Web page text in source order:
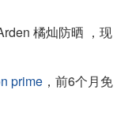
橘灿防晒 ，现
prime ，前6个月免